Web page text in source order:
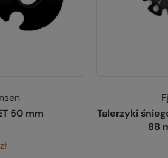
50 mm
Talerzyki
88